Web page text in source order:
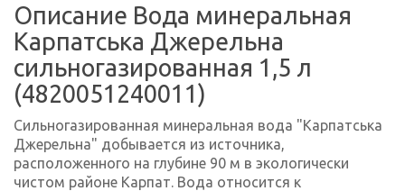
Описание Вода минеральная
Карпатська Джерельна
сильногазированная 1,5 л
(4820051240011)
Сильногазированная минеральная вода "Карпатська
Джерельна" добывается из источника,
расположенного на глубине 90 м в экологически
чистом районе Карпат. Вода относится к